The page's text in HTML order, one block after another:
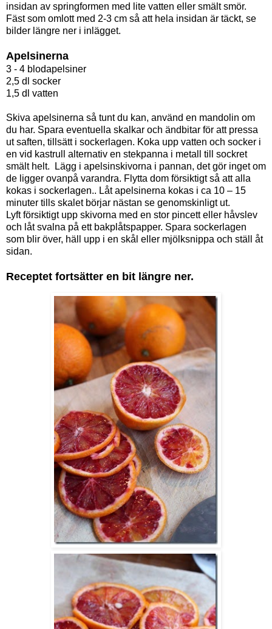
insidan av springformen med lite vatten eller smält smör.
Fäst som omlott med 2-3 cm så att hela insidan är täckt, se
bilder längre ner i inlägget.
Apelsinerna
3 - 4 blodapelsiner
2,5 dl socker
1,5 dl vatten
Skiva apelsinerna så tunt du kan, använd en mandolin om
du har. Spara eventuella skalkar och ändbitar för att pressa
ut saften, tillsätt i sockerlagen. Koka upp vatten och socker i
en vid kastrull alternativ en stekpanna i metall till sockret
smält helt. Lägg i apelsinskivorna i pannan, det gör inget om
de ligger ovanpå varandra. Flytta dom försiktigt så att alla
kokas i sockerlagen.. Låt apelsinerna kokas i ca 10 – 15
minuter tills skalet börjar nästan se genomskinligt ut.
Lyft försiktigt upp skivorna med en stor pincett eller håvslev
och låt svalna på ett bakplåtspapper. Spara sockerlagen
som blir över, häll upp i en skål eller mjölksnippa och ställ åt
sidan.
Receptet fortsätter en bit längre ner.